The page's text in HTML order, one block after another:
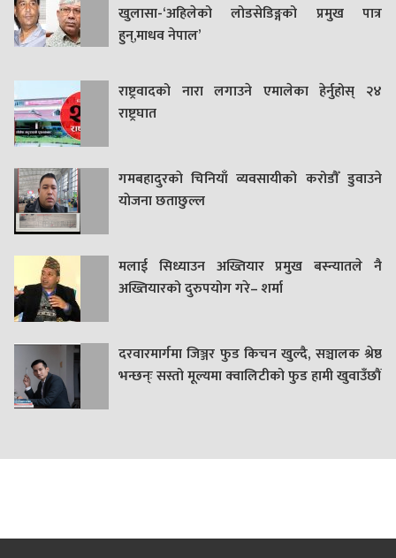
खुलासा-‘अहिलेको लोडसेडिङ्गको प्रमुख पात्र
हुन्,माधव नेपाल’
राष्ट्रवादको नारा लगाउने एमालेका हेर्नुहोस् २४
राष्ट्रघात
गमबहादुरकाे चिनियाँ व्यवसायीको करोडौँ डुवाउने
याेजना छताछुल्ल
मलाई सिध्याउन अख्तियार प्रमुख बस्न्यातले नै
अख्तियारको दुरुपयोग गरे– शर्मा
दरवारमार्गमा जिञ्जर फुड किचन खुल्दै, सञ्चालक श्रेष्ठ
भन्छन्ः सस्तो मूल्यमा क्वालिटीको फुड हामी खुवाउँछौं